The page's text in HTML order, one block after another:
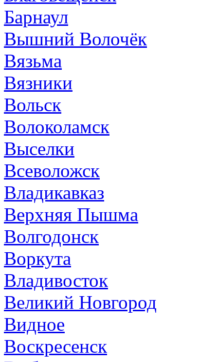
Барнаул
Вышний Волочёк
Вязьма
Вязники
Вольск
Волоколамск
Выселки
Всеволожск
Владикавказ
Верхняя Пышма
Волгодонск
Воркута
Владивосток
Великий Новгород
Видное
Воскресенск